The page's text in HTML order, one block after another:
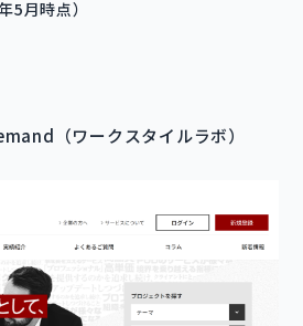
5月時点）
（ワークスタイルラボ）